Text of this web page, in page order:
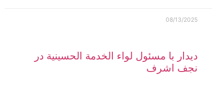
08/13/2025
دیدار با مسئول لواء الخدمة الحسينية در
نجف اشرف